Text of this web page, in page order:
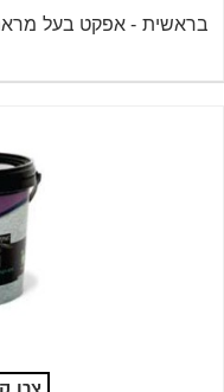
בראשית - אפקט בעל
צרו